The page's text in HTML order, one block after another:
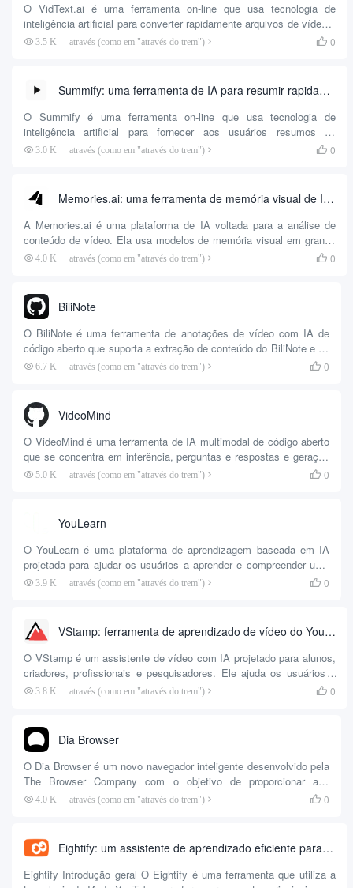
O VidText.ai é uma ferramenta on-line que usa tecnologia de
inteligência artificial para converter rapidamente arquivos de vídeo e
áudio em texto. Além de gerar transcrições, essa ferramenta cria
Ela suporta transcrição e tradução em mais de 100 idiomas, e os
usuários podem carregar arquivos locais ou...
3.5 K através (como em "através do trem")  0
Summify: uma ferramenta de IA para resumir rapidamente vídeos do YouTube e vários documentos
O Summify é uma ferramenta on-line que usa tecnologia de
inteligência artificial para fornecer aos usuários resumos de
conteúdo de vídeo, áudio e documentos. Sua principal função é
curtos e fáceis de ler. A base de usuários é ampla, incluindo
estudantes que precisam de acesso rápido a informações,
pesquisadores que analisam a dinâmica do setor e h...
3.0 K através (como em "através do trem")  0
Memories.ai: uma ferramenta de memória visual de IA para análise de conteúdo de vídeo
A Memories.ai é uma plataforma de IA voltada para a análise de
conteúdo de vídeo. Ela usa modelos de memória visual em grande
escala para ajudar os usuários a processar e compreender
e extração de dados em tempo real para uma ampla gama de
cenários, incluindo mídia, segurança e empresas. Os usuários
podem extrair vídeos com uma simples...
4.0 K através (como em "através do trem")  0
BiliNote
O BiliNote é uma ferramenta de anotações de vídeo com IA de
código aberto que suporta a extração de conteúdo do BiliNote e de
links de vídeo do YouTube para gerar automaticamente anotações
exemplo, OpenAI, DeepSeek, Qwen) para conteúdo...
6.7 K através (como em "através do trem")  0
VideoMind
O VideoMind é uma ferramenta de IA multimodal de código aberto
que se concentra em inferência, perguntas e respostas e geração
de resumo para vídeos longos. Ela foi desenvolvida por Ye Liu, da
imita a maneira como os humanos entendem o vídeo, dividindo a
tarefa em etapas como planejamento, posicionamento, verificação
e resposta, uma por...
5.0 K através (como em "através do trem")  0
YouLearn
O YouLearn é uma plataforma de aprendizagem baseada em IA
projetada para ajudar os usuários a aprender e compreender uma
ampla gama de conteúdo educacional de forma mais eficiente por
aprende analisando documentos PDF carregados, vídeos do
YouTube ou apresentações de slides...
3.9 K através (como em "através do trem")  0
VStamp: ferramenta de aprendizado de vídeo do YouTube, gera automaticamente capítulos de vídeo do YouTube com diálogo de conteúdo de vídeo
O VStamp é um assistente de vídeo com IA projetado para alunos,
criadores, profissionais e pesquisadores. Ele ajuda os usuários a
acessar informações importantes em vídeos com mais eficiência,
3.8 K através (como em "através do trem")  0
Dia Browser
O Dia Browser é um novo navegador inteligente desenvolvido pela
The Browser Company com o objetivo de proporcionar aos
usuários uma experiência de navegação mais eficiente por meio
principais recursos incluindo assistência à escrita inteligente,
processamento automatizado de tarefas e execução de comandos
em linguagem natural...
4.0 K através (como em "através do trem")  0
Eightify: um assistente de aprendizado eficiente para resumir rapidamente vídeos do YouTube com IA
Eightify Introdução geral O Eightify é uma ferramenta que utiliza a